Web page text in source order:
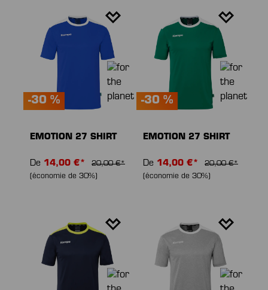
-30 %
EMOTION 27 SHIRT
De 14,00 €*
20,00 €*
(économie de 30%)
-30 %
EMOTION 27 SHIRT
De 14,00 €*
20,00 €*
(économie de 30%)